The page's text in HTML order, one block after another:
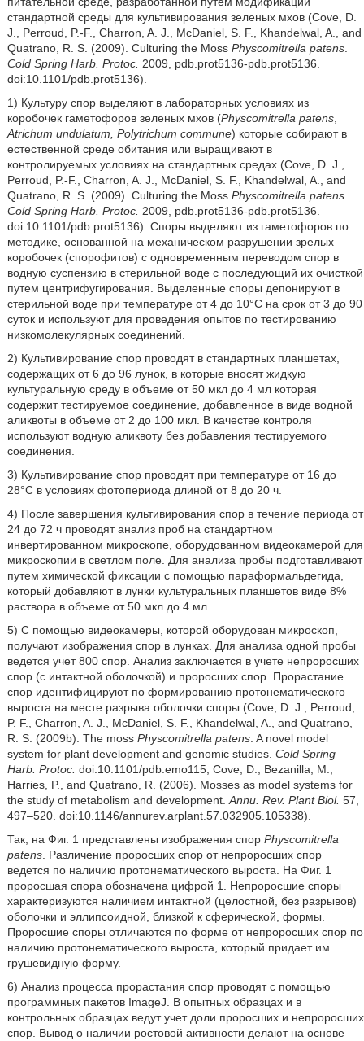
стандартной среды для культивирования зеленых мхов (Cove, D.
J., Perroud, P.-F., Charron, A. J., McDaniel, S. F., Khandelwal, A., and
Quatrano, R. S. (2009). Culturing the Moss Physcomitrella patens.
Cold Spring Harb. Protoc. 2009, pdb.prot5136-pdb.prot5136.
doi:10.1101/pdb.prot5136).
1) Культуру спор выделяют в лабораторных условиях из
коробочек гаметофоров зеленых мхов (Physcomitrella patens,
Atrichum undulatum, Polytrichum commune) которые собирают в
естественной среде обитания или выращивают в
контролируемых условиях на стандартных средах (Cove, D. J.,
Perroud, P.-F., Charron, A. J., McDaniel, S. F., Khandelwal, A., and
Quatrano, R. S. (2009). Culturing the Moss Physcomitrella patens.
Cold Spring Harb. Protoc. 2009, pdb.prot5136-pdb.prot5136.
doi:10.1101/pdb.prot5136). Споры выделяют из гаметофоров по
методике, основанной на механическом разрушении зрелых
коробочек (спорофитов) с одновременным переводом спор в
водную суспензию в стерильной воде с последующий их очисткой
путем центрифугирования. Выделенные споры депонируют в
стерильной воде при температуре от 4 до 10°С на срок от 3 до 90
суток и используют для проведения опытов по тестированию
низкомолекулярных соединений.
2) Культивирование спор проводят в стандартных планшетах,
содержащих от 6 до 96 лунок, в которые вносят жидкую
культуральную среду в объеме от 50 мкл до 4 мл которая
содержит тестируемое соединение, добавленное в виде водной
аликвоты в объеме от 2 до 100 мкл. В качестве контроля
используют водную аликвоту без добавления тестируемого
соединения.
3) Культивирование спор проводят при температуре от 16 до
28°С в условиях фотопериода длиной от 8 до 20 ч.
4) После завершения культивирования спор в течение периода от
24 до 72 ч проводят анализ проб на стандартном
инвертированном микроскопе, оборудованном видеокамерой для
микроскопии в светлом поле. Для анализа пробы подготавливают
путем химической фиксации с помощью параформальдегида,
который добавляют в лунки культуральных планшетов виде 8%
раствора в объеме от 50 мкл до 4 мл.
5) С помощью видеокамеры, которой оборудован микроскоп,
получают изображения спор в лунках. Для анализа одной пробы
ведется учет 800 спор. Анализ заключается в учете непроросших
спор (с интактной оболочкой) и проросших спор. Прорастание
спор идентифицируют по формированию протонематического
выроста на месте разрыва оболочки споры (Cove, D. J., Perroud,
P. F., Charron, A. J., McDaniel, S. F., Khandelwal, A., and Quatrano,
R. S. (2009b). The moss Physcomitrella patens: A novel model
system for plant development and genomic studies. Cold Spring
Harb. Protoc. doi:10.1101/pdb.emo115; Cove, D., Bezanilla, M.,
Harries, P., and Quatrano, R. (2006). Mosses as model systems for
the study of metabolism and development. Annu. Rev. Plant Biol. 57,
497–520. doi:10.1146/annurev.arplant.57.032905.105338).
Так, на Фиг. 1 представлены изображения спор Physcomitrella
patens. Различение проросших спор от непроросших спор
ведется по наличию протонематического выроста. На Фиг. 1
проросшая спора обозначена цифрой 1. Непроросшие споры
характеризуются наличием интактной (целостной, без разрывов)
оболочки и эллипсоидной, близкой к сферической, формы.
Проросшие споры отличаются по форме от непроросших спор по
наличию протонематического выроста, который придает им
грушевидную форму.
6) Анализ процесса прорастания спор проводят с помощью
программных пакетов ImageJ. В опытных образцах и в
контрольных образцах ведут учет доли проросших и непроросших
спор. Вывод о наличии ростовой активности делают на основе